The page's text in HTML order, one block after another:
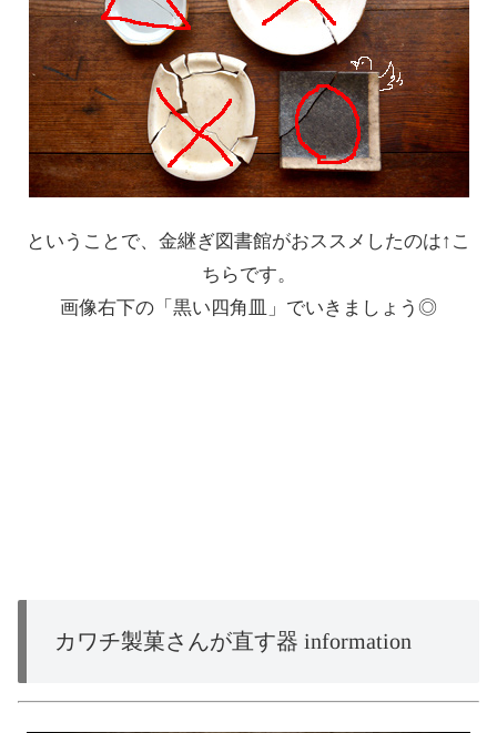
ということで、金継ぎ図書館がおススメしたのは↑こ
ちらです。
画像右下の「黒い四角皿」でいきましょう◎
カワチ製菓さんが直す器 information